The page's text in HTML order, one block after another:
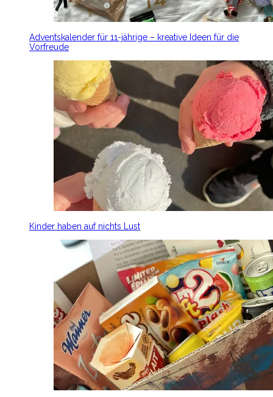
Adventskalender für 11-jährige – kreative Ideen für die
Vorfreude
Kinder haben auf nichts Lust